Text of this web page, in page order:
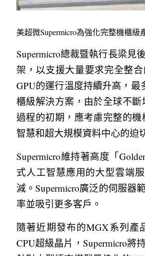
美超微Supermicro為強化完整機櫃
Supermicro總裁暨執行長梁見
架，以支援大量要求完全整
GPU的運行溫度持續升高，最
櫃級解決方案，由於全球不
過程的初期，應考慮完整的
智慧和超大規模資料中心的迫
Supermicro維持著高度「
式人工智慧應用的大型雲端
減。Supermicro廣泛的伺服器
率並吸引更多客戶。
隨著近期發布的MGX系列產
CPU超級晶片，Supermicro